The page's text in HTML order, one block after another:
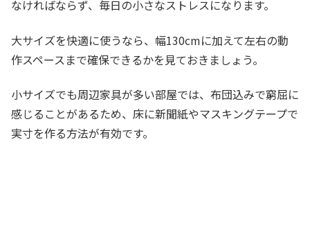
なければならず、毎日の小さなストレスになります。
大サイズを快適に使うなら、幅130cmに加えて左右の動
作スペースまで確保できるかを見ておきましょう。
小サイズでも周辺家具が多い部屋では、布団込みで窮屈に
感じることがあるため、床に新聞紙やマスキングテープで
実寸を作る方法が有効です。